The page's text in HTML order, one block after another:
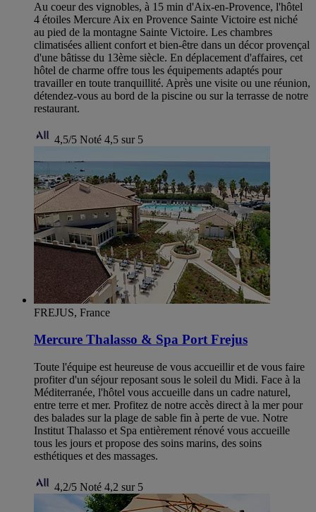
Au coeur des vignobles, à 15 min d'Aix-en-Provence, l'hôtel
4 étoiles Mercure Aix en Provence Sainte Victoire est niché
au pied de la montagne Sainte Victoire. Les chambres
climatisées allient confort et bien-être dans un décor provençal
d'une bâtisse du 13ème siècle. En déplacement d'affaires, cet
hôtel de charme offre tous les équipements adaptés pour
travailler en toute tranquillité. Après une visite ou une réunion,
détendez-vous au bord de la piscine ou sur la terrasse de notre
restaurant.
4,5/5 Noté 4,5 sur 5
FREJUS, France
Mercure Thalasso & Spa Port Frejus
Toute l'équipe est heureuse de vous accueillir et de vous faire
profiter d'un séjour reposant sous le soleil du Midi. Face à la
Méditerranée, l'hôtel vous accueille dans un cadre naturel,
entre terre et mer. Profitez de notre accès direct à la mer pour
des balades sur la plage de sable fin à perte de vue. Notre
Institut Thalasso et Spa entièrement rénové vous accueille
tous les jours et propose des soins marins, des soins
esthétiques et des massages.
4,2/5 Noté 4,2 sur 5